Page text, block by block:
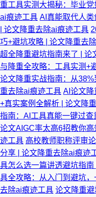
重工具实测大揭秘：毕业
ai痕迹工具 AI真能取代人
| 论文降重去除ai痕迹工具
巧+避坑攻略 | 论文降重去
超全降重避坑指南来了 | 论
与降重全攻略：工具实测+
论文降重实战指南：从
重去除ai痕迹工具 AI论文降
+真实案例全解析 | 论文降
指南：AI工具真能一键过
论文AIGC率太高6招教你
迹工具 高校教师职称评审
分享 | 论文降重去除ai痕迹
具怎么选一篇讲透避坑指
具全攻略：从入门到避坑
去除ai痕迹工具 论文降重